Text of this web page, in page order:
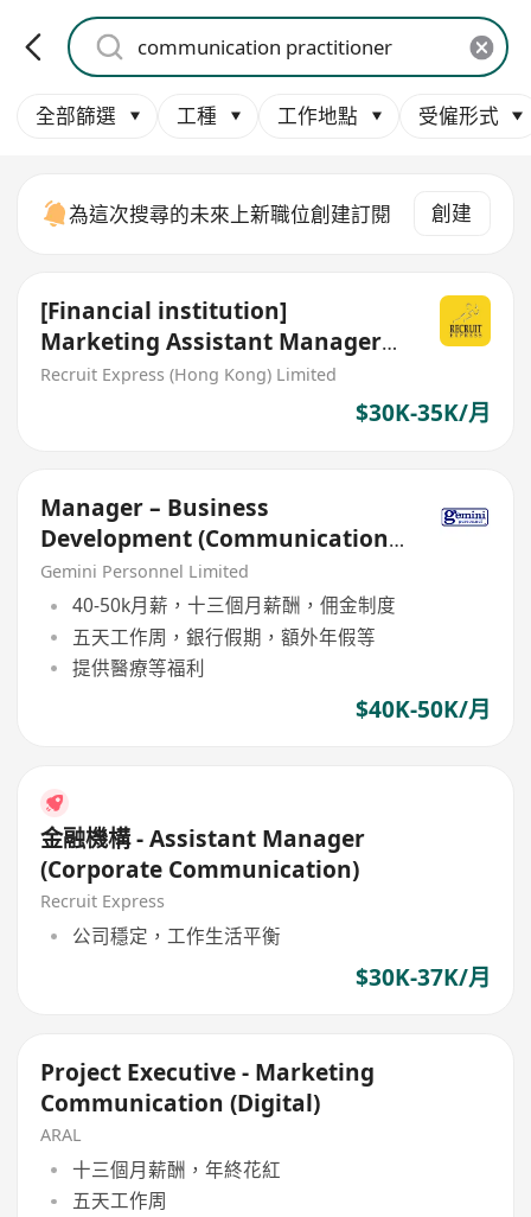
全部篩選 工種 工作地點 受僱形式
為這次搜尋的未來上新職位創建訂閱 創建
[Financial institution]
Marketing Assistant Manager
(Corporate Communication)
Recruit Express (Hong Kong) Limited
$30K-35K/月
Manager – Business
Development (Communication
& Security Solutions)
Gemini Personnel Limited
40-50k月薪，十三個月薪酬，佣金制度
五天工作周，銀行假期，額外年假等
提供醫療等福利
$40K-50K/月
金融機構 - Assistant Manager
(Corporate Communication)
Recruit Express
公司穩定，工作生活平衡
$30K-37K/月
Project Executive - Marketing
Communication (Digital)
ARAL
十三個月薪酬，年終花紅
五天工作周